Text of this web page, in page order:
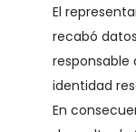
El
recabó
identidad
En